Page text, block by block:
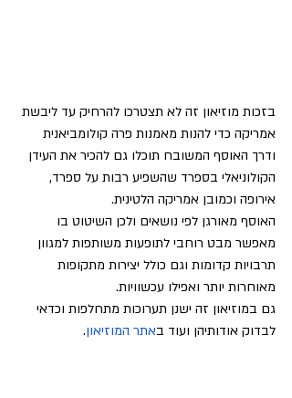
בזכות מוזיאון זה לא תצטרכו להרחיק עד ליבשת
אמריקה כדי להנות מאמנות פרה קולומביאנית
ודרך האוסף המשובח תוכלו גם להכיר את העידן
הקולוניאלי בספרד שהשפיע רבות על ספרד,
אירופה וכמובן אמריקה הלטינית.
האוסף מאורגן לפי נושאים ולכן השיטוט בו
מאפשר מבט רוחבי לתופעות משותפות למגוון
תרבויות קדומות וגם כולל יצירות מתקופות
מאוחרות יותר ואפילו עכשוויות.
גם במוזיאון זה ישנן תערוכות מתחלפות וכדאי
לבדוק אודותיהן ועוד באתר המוזיאון.